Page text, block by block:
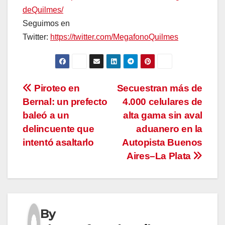
deQuilmes/
Seguimos en
Twitter: https://twitter.com/MegafonoQuilmes
Navegación
de
entradas
Secuestran más de
4.000 celulares de
alta gama sin aval
aduanero en la
Autopista Buenos
Aires–La Plata
Piroteo en
Bernal: un prefecto
baleó a un
delincuente que
intentó asaltarlo
By